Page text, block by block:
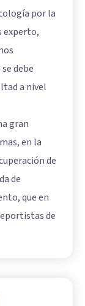
por la
experto,
debe
a nivel
gran
en la
de
de
que en
de